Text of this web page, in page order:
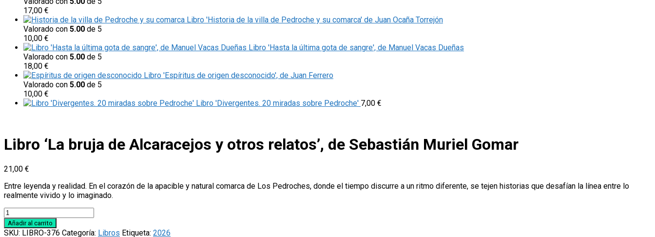
17,00 €
Libro 'Historia de la villa de Pedroche y su comarca' de Juan Ocaña Torrejón
Valorado con 5.00 de 5
10,00 €
Libro 'Hasta la última gota de sangre', de Manuel Vacas Dueñas
Valorado con 5.00 de 5
18,00 €
Libro 'Espíritus de origen desconocido', de Juan Ferrero
Valorado con 5.00 de 5
10,00 €
Libro 'Divergentes. 20 miradas sobre Pedroche' 7,00 €
Libro ‘La bruja de Alcaracejos y otros relatos’, de Sebastián Muriel Gomar
21,00 €
Entre leyenda y realidad. En el corazón de la apacible y natural comarca de Los Pedroches, donde el tiempo discurre a un ritmo diferente, se tejen historias que desafían la línea entre lo
realmente vivido y lo imaginado.
Libro
‘La
bruja
Añadir al carrito
SKU: LIBRO-376 Categoría: Libros Etiqueta: 2026